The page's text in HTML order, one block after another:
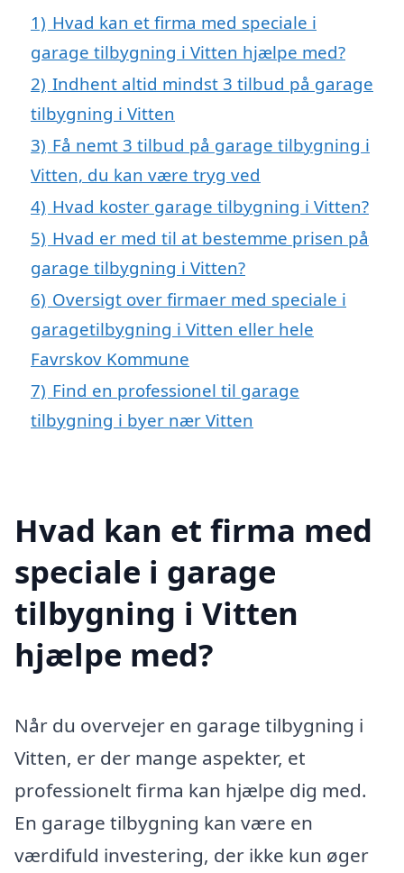
1) Hvad kan et firma med speciale i
garage tilbygning i Vitten hjælpe med?
2) Indhent altid mindst 3 tilbud på garage
tilbygning i Vitten
3) Få nemt 3 tilbud på garage tilbygning i
Vitten, du kan være tryg ved
4) Hvad koster garage tilbygning i Vitten?
5) Hvad er med til at bestemme prisen på
garage tilbygning i Vitten?
6) Oversigt over firmaer med speciale i
garagetilbygning i Vitten eller hele
Favrskov Kommune
7) Find en professionel til garage
tilbygning i byer nær Vitten
Hvad kan et firma med
speciale i garage
tilbygning i Vitten
hjælpe med?
Når du overvejer en garage tilbygning i
Vitten, er der mange aspekter, et
professionelt firma kan hjælpe dig med.
En garage tilbygning kan være en
værdifuld investering, der ikke kun øger